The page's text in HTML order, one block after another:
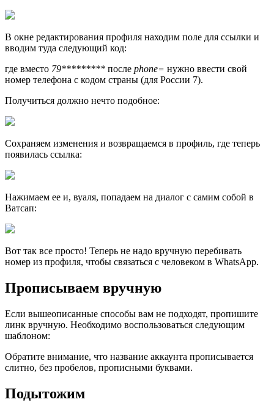
В окне редактирования профиля находим поле для ссылки и
вводим туда следующий код:
где вместо 79********* после phone= нужно ввести свой
номер телефона с кодом страны (для России 7).
Получиться должно нечто подобное:
Сохраняем изменения и возвращаемся в профиль, где теперь
появилась ссылка:
Нажимаем ее и, вуаля, попадаем на диалог с самим собой в
Ватсап:
Вот так все просто! Теперь не надо вручную перебивать
номер из профиля, чтобы связаться с человеком в WhatsApp.
Прописываем вручную
Если вышеописанные способы вам не подходят, пропишите
линк вручную. Необходимо воспользоваться следующим
шаблоном:
Обратите внимание, что название аккаунта прописывается
слитно, без пробелов, прописными буквами.
Подытожим